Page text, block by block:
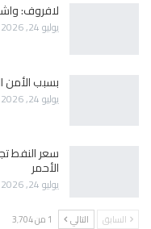
لافروف:
يوليو 24, 2026
بسبب الأمن
يوليو 24, 2026
الأحمر
يوليو 24, 2026
السابق التالي 1 من 3٬704